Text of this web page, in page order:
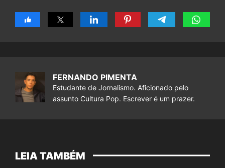
FERNANDO PIMENTA
Estudante de Jornalismo. Aficionado pelo
assunto Cultura Pop. Escrever é um prazer.
LEIA TAMBÉM